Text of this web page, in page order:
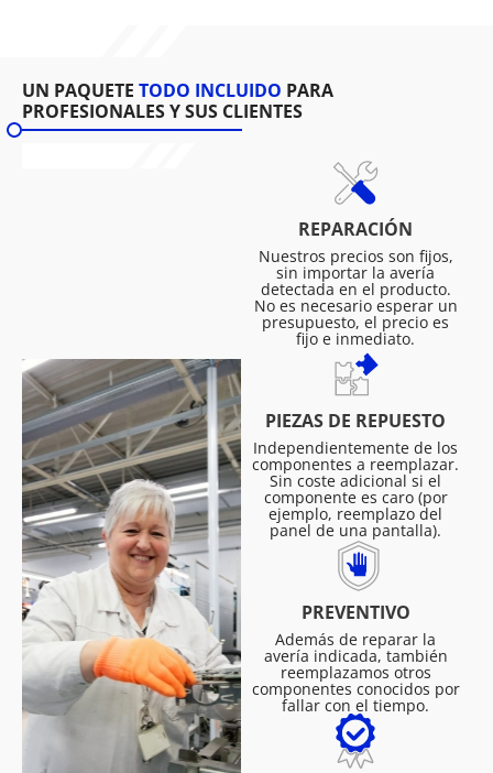
UN PAQUETE TODO INCLUIDO PARA
PROFESIONALES Y SUS CLIENTES
REPARACIÓN
Nuestros precios son fijos,
sin importar la avería
detectada en el producto.
No es necesario esperar un
presupuesto, el precio es
fijo e inmediato.
PIEZAS DE REPUESTO
Independientemente de los
componentes a reemplazar.
Sin coste adicional si el
componente es caro (por
ejemplo, reemplazo del
panel de una pantalla).
PREVENTIVO
Además de reparar la
avería indicada, también
reemplazamos otros
componentes conocidos por
fallar con el tiempo.